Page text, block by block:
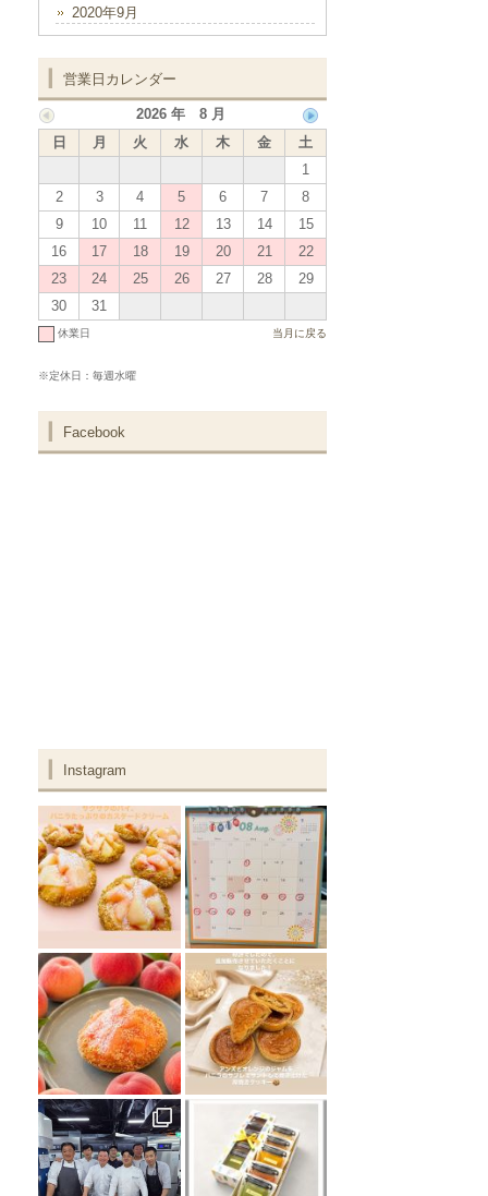
2020年9月
営業日カレンダー
2026 年 8 月
日
月 火 水 木 金
土
1
2
3 4 5 6 7
8
9
10 11 12 13 14
15
16
17 18 19 20 21
22
23
24 25 26 27 28
29
30
31
休業日 当月に戻る
※定休日：毎週水曜
Facebook
Instagram